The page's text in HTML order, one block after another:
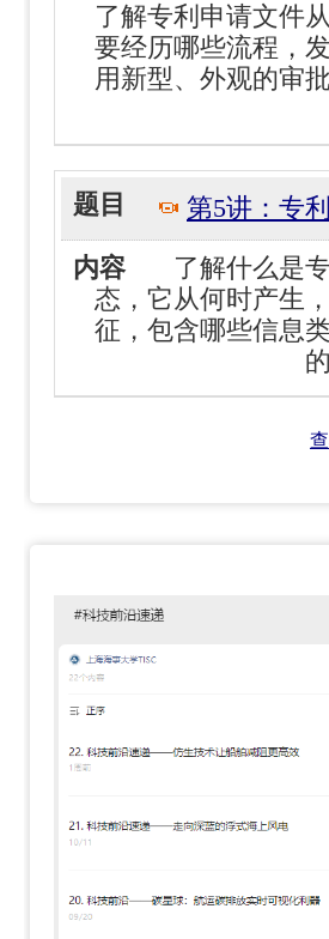
了解专利申请文件
要经历哪些流程，
用新型、外观的审
第5讲：专
了解什么是
态，它从何时产生
征，包含哪些信息